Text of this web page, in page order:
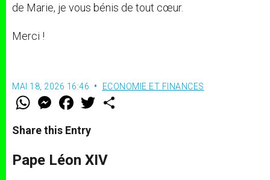
de Marie, je vous bénis de tout cœur.
Merci !
MAI 18, 2026 16:46 ECONOMIE ET FINANCES
W
t
s
p
p
M
e
s
e
g
e
F
a
e
b
o
k
w
r
Share this Entry
Pape Léon XIV